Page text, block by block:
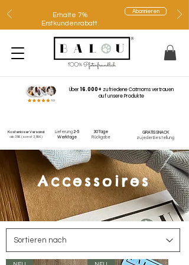
Erhalte 7%
Erstkundenrabatt.
Abonnieren
Über16.000+ zufriedene Catmoms vertrauen
auf unsere Produkte
GRATIS SNACK
zu jeder Bestellung
Kostenloser Versand
ab 39€(sonst 3,95€)
Lieferung 2-5
Werktage
30 Tage
Rückgabe
Accessoires